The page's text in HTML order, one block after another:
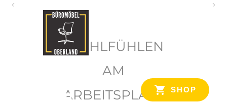
SHOP
WOHLFÜHLEN
AM
ARBEITSPLATZ